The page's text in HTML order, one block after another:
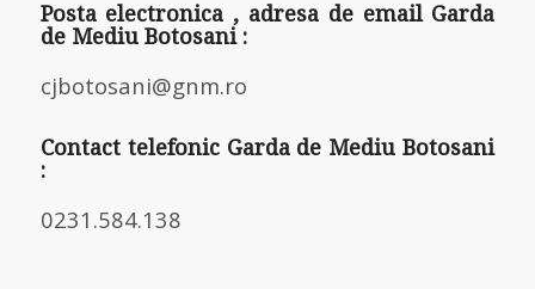
Posta electronica , adresa de email Garda
de Mediu Botosani :
cjbotosani@gnm.ro
Contact telefonic Garda de Mediu Botosani
:
0231.584.138